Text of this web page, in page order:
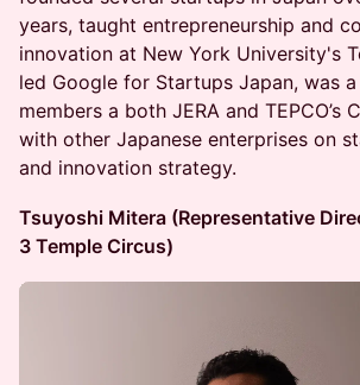
years, taught entrepreneurship and
innovation at New York University's
led Google for Startups Japan, was
members a both JERA and TEPCO’s
with other Japanese enterprises on
and innovation strategy.
Tsuyoshi Mitera (Representative
3 Temple Circus)